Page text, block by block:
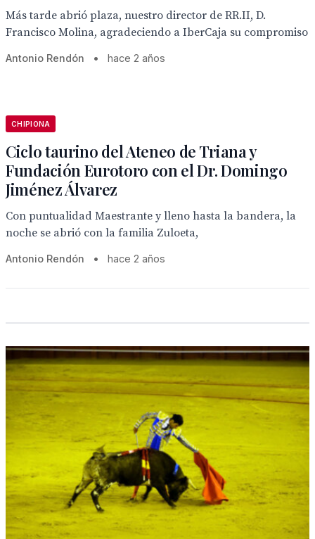
Más tarde abrió plaza, nuestro director de RR.II, D.
Francisco Molina, agradeciendo a IberCaja su compromiso
Antonio Rendón • hace 2 años
CHIPIONA
Ciclo taurino del Ateneo de Triana y
Fundación Eurotoro con el Dr. Domingo
Jiménez Álvarez
Con puntualidad Maestrante y lleno hasta la bandera, la
noche se abrió con la familia Zuloeta,
Antonio Rendón • hace 2 años